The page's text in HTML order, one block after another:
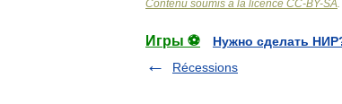
Contenu soumis à la licence CC-BY-SA
Игры ⚽
Нужно сделать
Récessions